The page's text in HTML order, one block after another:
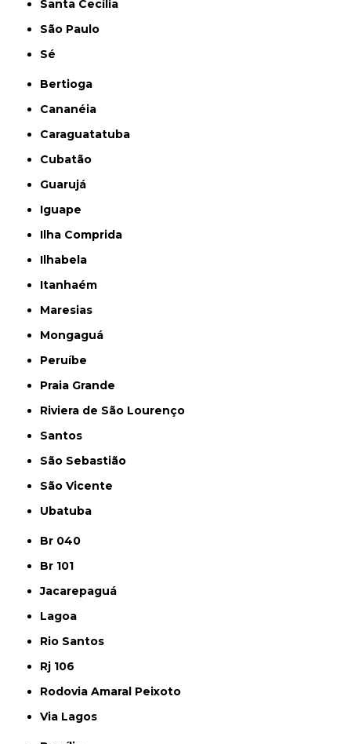
Santa Cecília
São Paulo
Sé
Bertioga
Cananéia
Caraguatatuba
Cubatão
Guarujá
Iguape
Ilha Comprida
Ilhabela
Itanhaém
Maresias
Mongaguá
Peruíbe
Praia Grande
Riviera de São Lourenço
Santos
São Sebastião
São Vicente
Ubatuba
Br 040
Br 101
Jacarepaguá
Lagoa
Rio Santos
Rj 106
Rodovia Amaral Peixoto
Via Lagos